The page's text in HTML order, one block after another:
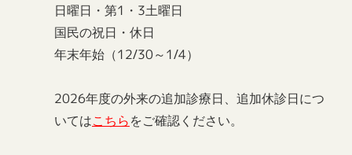
日曜日・第1・3土曜日
国民の祝日・休日
年末年始（12/30～1/4）
2026年度の外来の追加診療日、追加休診日につ
いてはこちらをご確認ください。